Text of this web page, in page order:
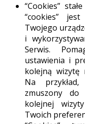
“Cookies”
“cookies”
Twojego
i
Serwis.
ustawienia i
kolejną wizytę
Na
zmuszony do
kolejnej
Twoich